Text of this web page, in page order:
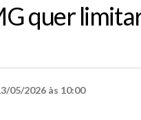
quer
05/2026 às 10:00